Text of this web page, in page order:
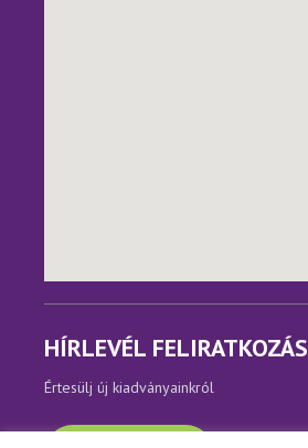
HÍRLEVÉL FELIRATKOZÁS
Értesülj új kiadványainkról